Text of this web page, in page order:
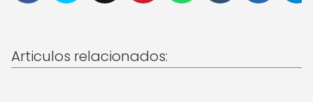
Articulos relacionados: